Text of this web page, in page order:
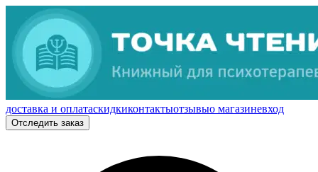
доставка и оплатаскидкиконтактыотзывыо магазиневход
Отследить заказ